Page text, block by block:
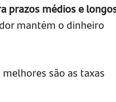
prazos médios e
mantém o dinheiro
são as taxas